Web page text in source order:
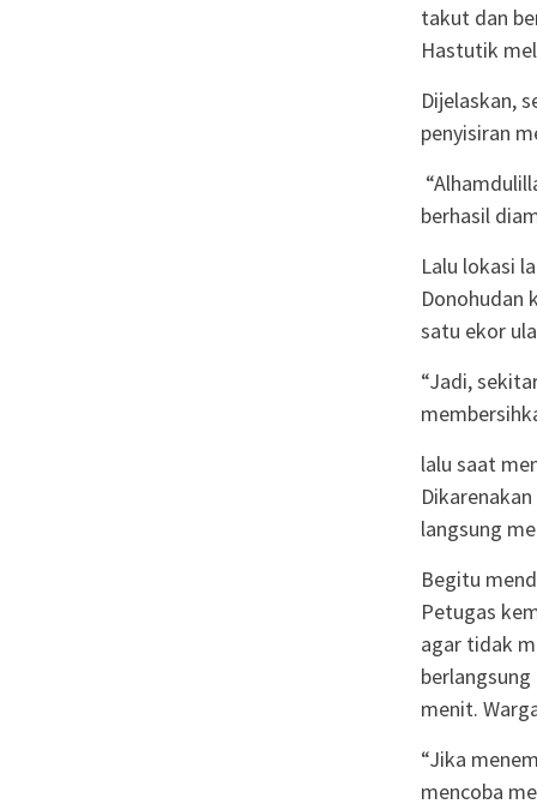
takut dan
Hastutik
Dijelaskan,
penyisiran
berhasil
Lalu lokasi
Donohudan
satu ekor
“Jadi,
lalu saat
langsung
Begitu
Petugas
agar tidak
menit.
“Jika
mencoba